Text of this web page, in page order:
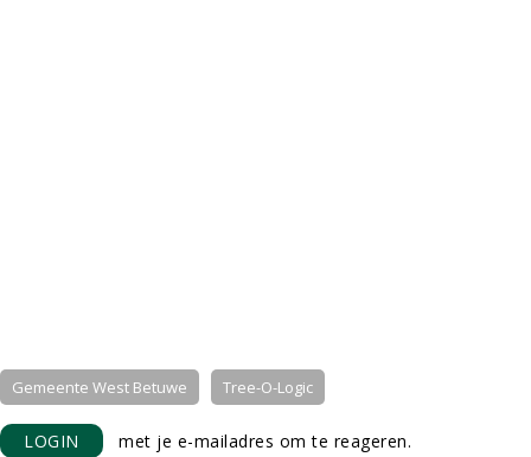
Gemeente West Betuwe Tree-O-Logic
LOGIN met je e-mailadres om te reageren.